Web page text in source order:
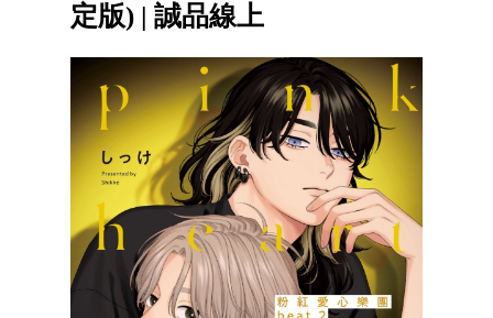
定版) | 誠品線上